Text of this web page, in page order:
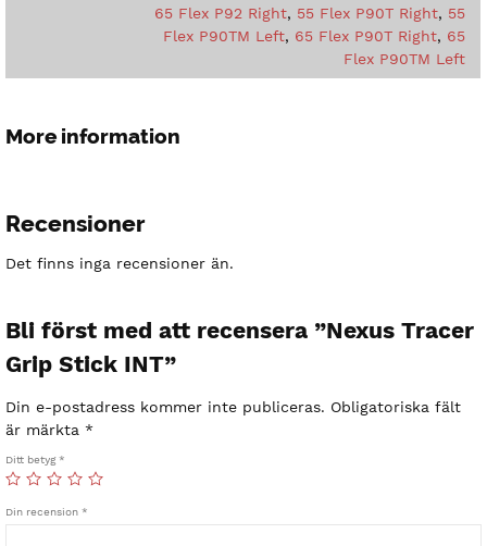
65 Flex P92 Right, 55 Flex P90T Right, 55
Flex P90TM Left, 65 Flex P90T Right, 65
Flex P90TM Left
More information
Recensioner
Det finns inga recensioner än.
Bli först med att recensera ”Nexus Tracer
Grip Stick INT”
Din e-postadress kommer inte publiceras. Obligatoriska fält
är märkta*
Ditt betyg*
Din recension*